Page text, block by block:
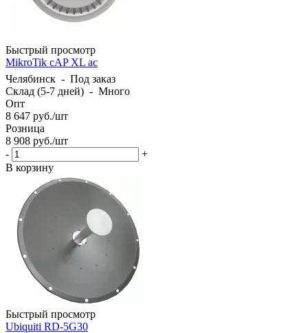
Быстрый просмотр
MikroTik cAP XL ac
Челябинск - Под заказ
Склад (5-7 дней) - Много
Опт
8 647 руб./шт
Розница
8 908 руб./шт
-
+
В корзину
Быстрый просмотр
Ubiquiti RD-5G30